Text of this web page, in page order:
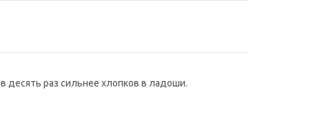
десять раз сильнее хлопков в ладоши.